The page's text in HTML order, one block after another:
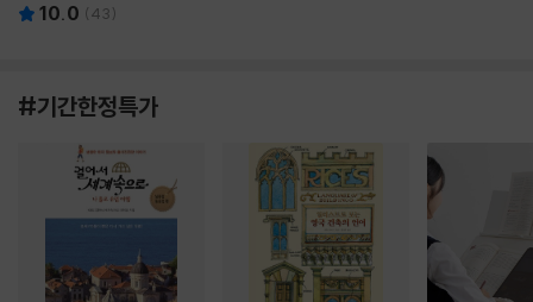
10.0 (43)
#기간한정특가